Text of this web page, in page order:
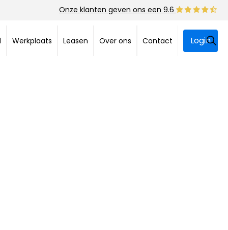
Onze klanten geven ons een 9.6
Werkplaats Leasen Over ons Contact Login